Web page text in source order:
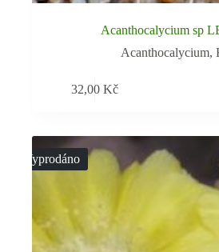
Acanthocalycium sp
Acanthocalycium,
32,00Kč
Vyprodáno